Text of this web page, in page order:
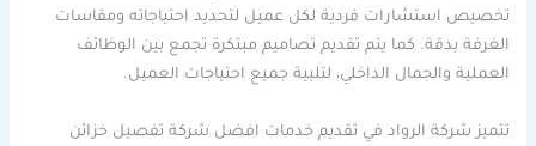
تخصيص استشارات فردية لكل عميل لتحديد احتياجاته ومقاسات
الغرفة بدقة. كما يتم تقديم تصاميم مبتكرة تجمع بين الوظائف
العملية والجمال الداخلي، لتلبية جميع احتياجات العميل.
تتميز شركة الرواد في تقديم خدمات افضل شركة تفصيل خزائن